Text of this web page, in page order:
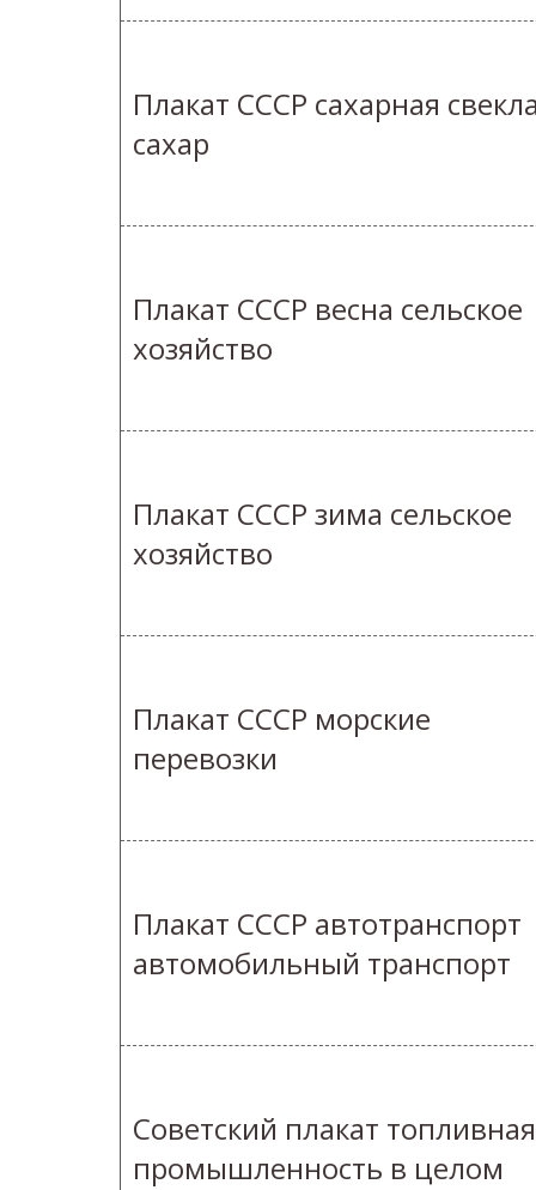
Плакат СССР сахарная
сахар
Плакат СССР весна сельское
хозяйство
Плакат СССР зима сельское
хозяйство
Плакат СССР морские
перевозки
Плакат СССР автотранспорт
автомобильный транспорт
Советский плакат топливная
промышленность в целом